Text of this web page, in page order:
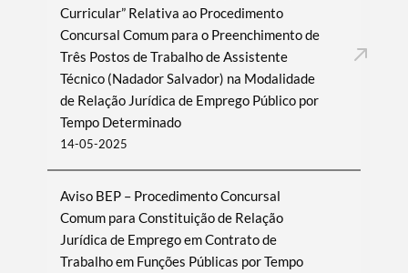
Curricular” Relativa ao Procedimento
Concursal Comum para o Preenchimento de
Três Postos de Trabalho de Assistente
Técnico (Nadador Salvador) na Modalidade
de Relação Jurídica de Emprego Público por
Tempo Determinado
14-05-2025
Aviso BEP – Procedimento Concursal
Comum para Constituição de Relação
Jurídica de Emprego em Contrato de
Trabalho em Funções Públicas por Tempo